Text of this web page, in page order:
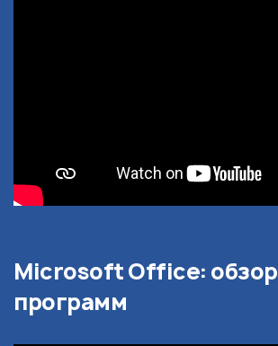
Microsoft Office: обзор
программ